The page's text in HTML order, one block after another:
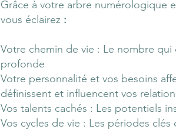
Grâce à votre arbre numérologique
vous éclairez :
Votre chemin de vie : Le nombre
profonde
Votre personnalité et vos besoins
définissent et influencent vos
Vos talents cachés : Les potentiels
Vos cycles de vie : Les périodes